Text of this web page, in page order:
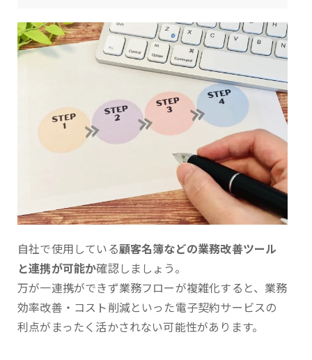
自社で使用している顧客名簿などの業務改善ツール
と連携が可能か確認しましょう。
万が一連携ができず業務フローが複雑化すると、業務
効率改善・コスト削減といった電子契約サービスの
利点がまったく活かされない可能性があります。